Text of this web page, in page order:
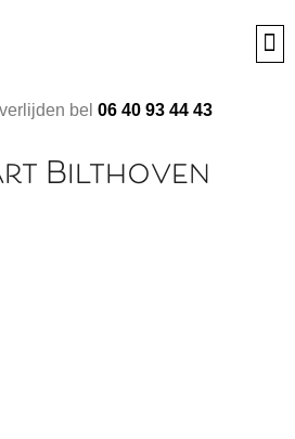
bel 06 40 93 44 43
Bilthoven